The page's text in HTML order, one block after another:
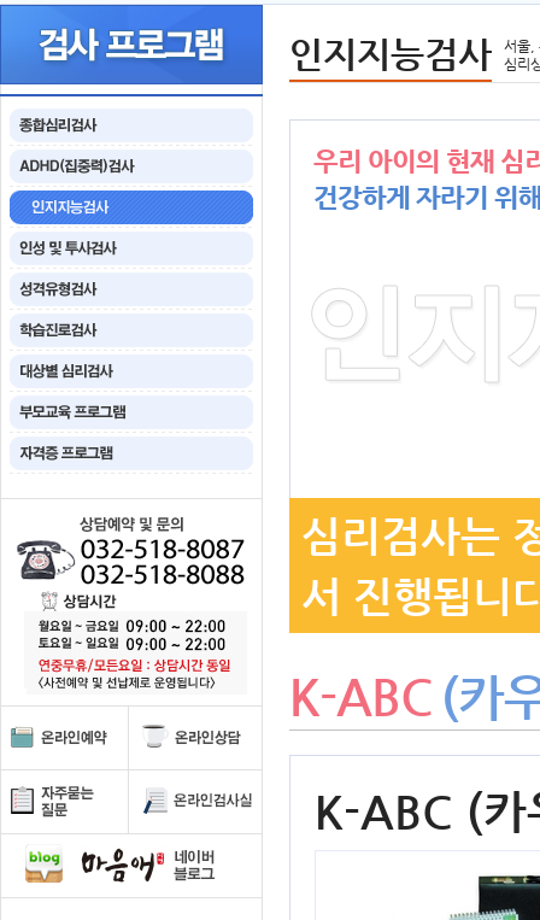
인지지능검사
서울,
심리
우리 아이의 현재 심
건강하게 자라기 위
심리검사는
서 진행됩니
K-ABC (카
K-ABC (카